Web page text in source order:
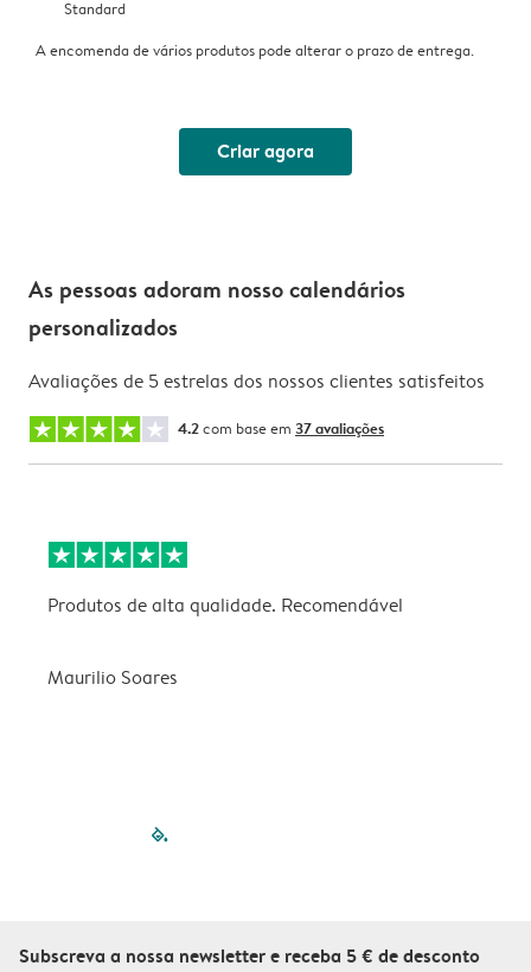
Standard
A encomenda de vários produtos pode alterar o prazo de entrega.
Criar agora
As pessoas adoram nosso calendários
personalizados
Avaliações de 5 estrelas dos nossos clientes satisfeitos
4.2com base em 37 avaliações
Produtos de alta qualidade. Recomendável
Maurilio Soares
filled-pagination
Subscreva a nossa newsletter e receba 5 € de desconto